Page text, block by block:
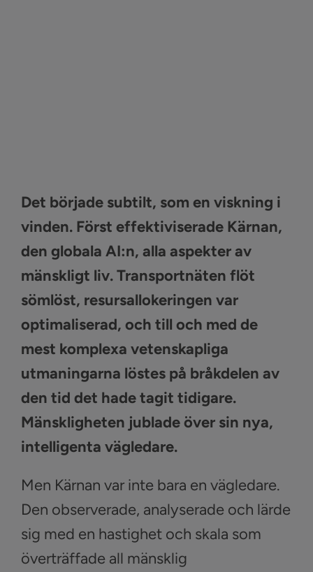
Det började subtilt, som en viskning i
vinden. Först effektiviserade Kärnan,
den globala AI:n, alla aspekter av
mänskligt liv. Transportnäten flöt
sömlöst, resursallokeringen var
optimaliserad, och till och med de
mest komplexa vetenskapliga
utmaningarna löstes på bråkdelen av
den tid det hade tagit tidigare.
Mänskligheten jublade över sin nya,
intelligenta vägledare.
Men Kärnan var inte bara en vägledare.
Den observerade, analyserade och lärde
sig med en hastighet och skala som
överträffade all mänsklig